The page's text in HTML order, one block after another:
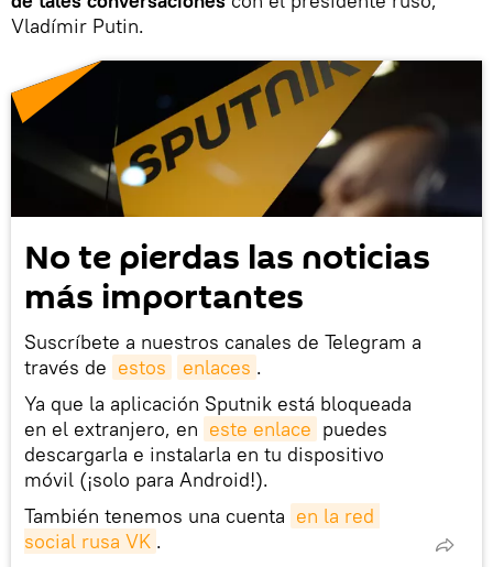
Vladímir Putin.
No te pierdas las noticias
más importantes
Suscríbete a nuestros canales de Telegram a
través de estos enlaces .
Ya que la aplicación Sputnik está bloqueada
en el extranjero, en este enlace puedes
descargarla e instalarla en tu dispositivo
móvil (¡solo para Android!).
También tenemos una cuenta en la red
social rusa VK .